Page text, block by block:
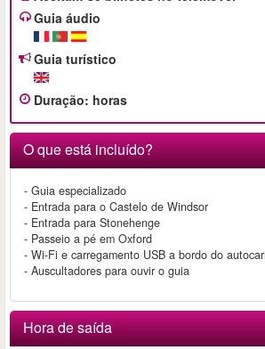
Guia áudio
Guia turístico
Duração: horas
O que está incluído?
- Guia especializado
- Entrada para o Castelo de Windsor
- Entrada para Stonehenge
- Passeio a pé em Oxford
- Wi-Fi e carregamento USB a bordo do
- Auscultadores para ouvir o guia
Hora de saída